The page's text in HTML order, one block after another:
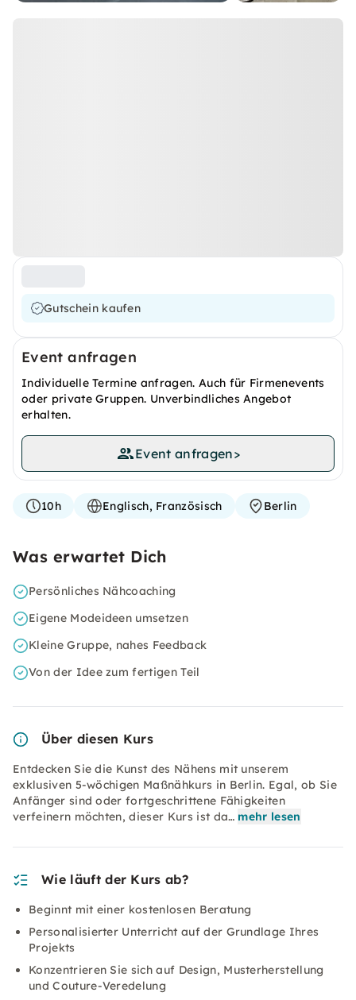
Gutschein kaufen
Event anfragen
Individuelle Termine anfragen. Auch für Firmenevents
oder private Gruppen. Unverbindliches Angebot
erhalten.
Event anfragen>
10h Englisch, Französisch Berlin
Was erwartet Dich
Persönliches Nähcoaching
Eigene Modeideen umsetzen
Kleine Gruppe, nahes Feedback
Von der Idee zum fertigen Teil
Über diesen Kurs
Entdecken Sie die Kunst des Nähens mit unserem
exklusiven 5-wöchigen Maßnähkurs in Berlin. Egal, ob Sie
Anfänger sind oder fortgeschrittene Fähigkeiten
verfeinern möchten, dieser Kurs ist da… mehr lesen
Wie läuft der Kurs ab?
Beginnt mit einer kostenlosen Beratung
Personalisierter Unterricht auf der Grundlage Ihres
Projekts
Konzentrieren Sie sich auf Design, Musterherstellung
und Couture-Veredelung